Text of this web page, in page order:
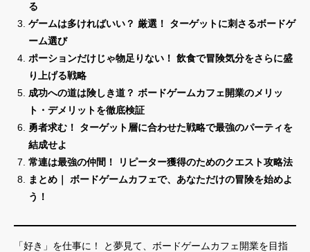
る
ゲームは多ければいい？ 厳選！ ターゲットに刺さるボードゲ
ーム選び
ポーションだけじゃ物足りない！ 飲食で冒険気分をさらに盛
り上げる戦略
成功への道は険しき道？ ボードゲームカフェ開業のメリッ
ト・デメリットを徹底検証
勇者求む！ ターゲット層に合わせた戦略で最強のパーティを
結成せよ
常連は最強の仲間！ リピーター獲得のためのクエスト攻略法
まとめ｜ ボードゲームカフェで、あなただけの冒険を始めよ
う！
「好き」を仕事に！ と夢見て、ボードゲームカフェ開業を目指